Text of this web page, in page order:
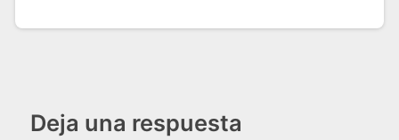
Deja una respuesta